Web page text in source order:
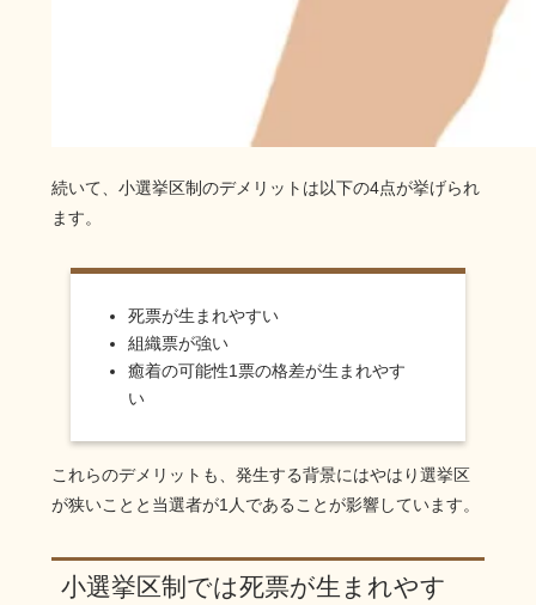
続いて、小選挙区制のデメリットは以下の4点が挙げられ
ます。
死票が生まれやすい
組織票が強い
癒着の可能性1票の格差が生まれやす
い
これらのデメリットも、発生する背景にはやはり選挙区
が狭いことと当選者が1人であることが影響しています。
小選挙区制では死票が生まれやす